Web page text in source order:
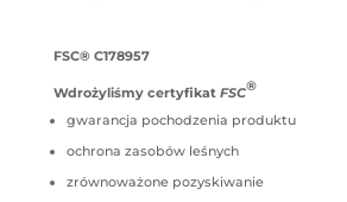
FSC® C178957
Wdrożyliśmy certyfikat FSC®
gwarancja pochodzenia produktu
ochrona zasobów leśnych
zrównoważone pozyskiwanie